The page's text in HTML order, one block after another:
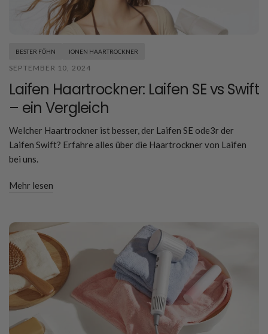
BESTER FÖHN IONEN HAARTROCKNER
SEPTEMBER 10, 2024
Laifen Haartrockner: Laifen SE vs Swift
– ein Vergleich
Welcher Haartrockner ist besser, der Laifen SE ode3r der
Laifen Swift? Erfahre alles über die Haartrockner von Laifen
bei uns.
Mehr lesen